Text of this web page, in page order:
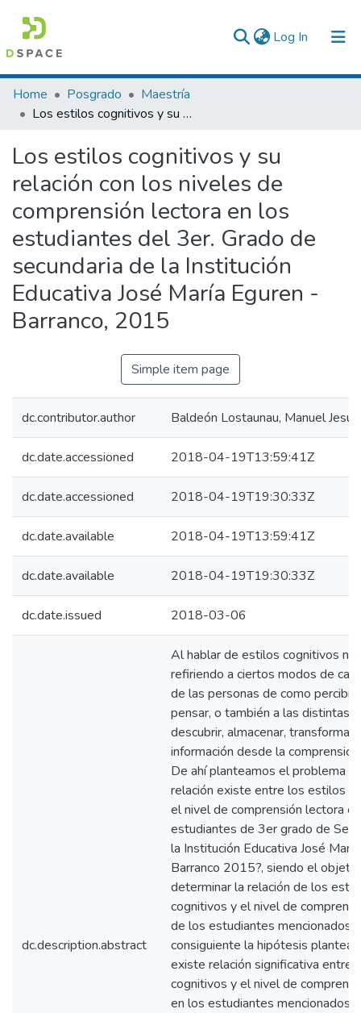
Log In (current)
Communities & Collections
All of DSpace
Statistics
Home Posgrado
Maestría
Los estilos cognitivos y su relación con los niveles de comprensión lectora en los estudiantes del 3er. Grado de secundaria de la Institución Educativa José María Eguren -Barranco, 2015
Los estilos cognitivos y su
relación con los niveles de
comprensión lectora en los
estudiantes del 3er. Grado de
secundaria de la Institución
Educativa José María Eguren -
Barranco, 2015
Simple item page
dc.contributor.author Baldeón Lostaunau, Manuel Jesús
dc.date.accessioned 2018-04-19T13:59:41Z
dc.date.accessioned 2018-04-19T19:30:33Z
dc.date.available 2018-04-19T13:59:41Z
dc.date.available 2018-04-19T19:30:33Z
dc.date.issued 2018-03-06
dc.description.abstract
Al hablar de estilos cognitivos
refiriendo a ciertos modos de
de las personas de como percibir,
pensar, o también a las distintas
descubrir, almacenar, transformar
información desde la
De ahí planteamos el problema
relación existe entre los estilos
el nivel de comprensión lectora
estudiantes de 3er grado de
la Institución Educativa José
Barranco 2015?, siendo el
determinar la relación de los
cognitivos y el nivel de
de los estudiantes mencionados,
consiguiente la hipótesis
existe relación significativa entre
cognitivos y el nivel de
en los estudiantes mencionados.